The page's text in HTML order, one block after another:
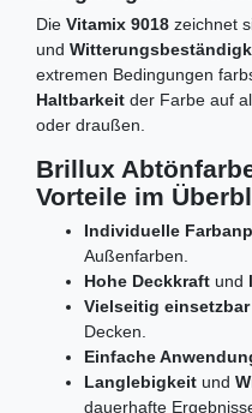
Die Vitamix 9018 zeichnet
und
extremen Bedingungen
Haltbarkeit der Farbe auf
oder draußen.
Brillux
Vorteile im
Individuelle
Außenfarben.
Hohe Deckkraft und
Vielseitig einsetzbar
Decken.
Einfache
Langlebigkeit und
dauerhafte